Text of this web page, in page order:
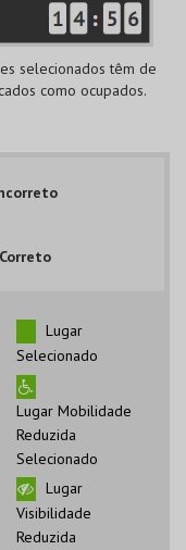
selecionados têm de
como ocupados.
Correto
Lugar
Selecionado
Lugar Mobilidade
Reduzida
Selecionado
Lugar
Visibilidade
Reduzida